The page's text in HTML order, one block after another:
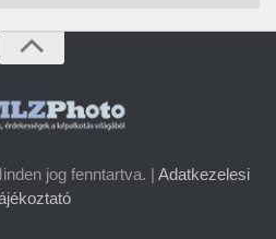
jog fenntartva. | Adatkezelesi